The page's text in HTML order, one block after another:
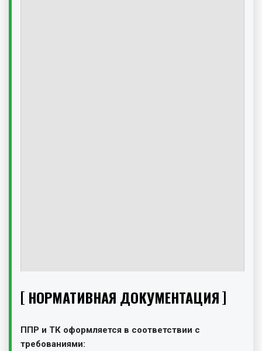
НОРМАТИВНАЯ ДОКУМЕНТАЦИЯ
ППР и ТК оформляется в соответствии с
требованиями: